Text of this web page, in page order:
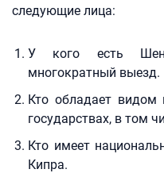
следующие лица:
У кого есть
многократный выезд.
Кто обладает видом
государствах, в том
Кто имеет
Кипра.